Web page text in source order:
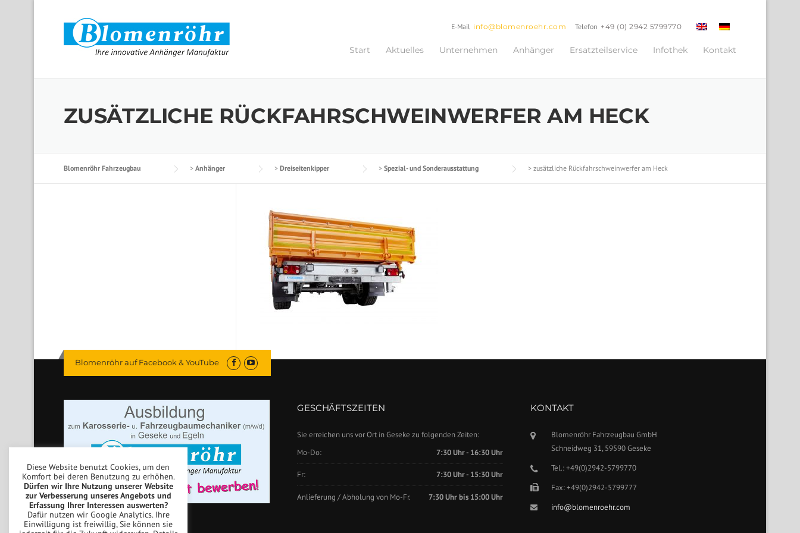
Telefon +49 (0) 2942 5799770
E-Mail info@blomenroehr.com
Start Aktuelles Unternehmen Anhänger Ersatzteilservice Infothek Kontakt
ZUSÄTZLICHE RÜCKFAHRSCHWEINWERFER AM HECK
Blomenröhr Fahrzeugbau > Anhänger > Dreiseitenkipper > Spezial- und Sonderausstattung > zusätzliche Rückfahrschweinwerfer am Heck
Blomenröhr auf Facebook & YouTube
GESCHÄFTSZEITEN
Sie erreichen uns vor Ort in Geseke zu folgenden Zeiten:
Mo-Do:
7:30 Uhr - 16:30 Uhr
Fr: 7:30 Uhr - 15:30 Uhr
Anlieferung / Abholung von Mo-Fr. 7:30 Uhr bis 15:00 Uhr
KONTAKT
Blomenröhr Fahrzeugbau GmbH
Schneidweg 31, 59590 Geseke
Tel.: +49(0)2942-5799770
Fax: +49(0)2942-5799777
info@blomenroehr.com
Diese Website benutzt Cookies, um den
Komfort bei deren Benutzung zu erhöhen.
Dürfen wir Ihre Nutzung unserer Website
zur Verbesserung unseres Angebots und
Erfassung Ihrer Interessen auswerten?
Dafür nutzen wir Google Analytics. Ihre
Einwilligung ist freiwillig, Sie können sie